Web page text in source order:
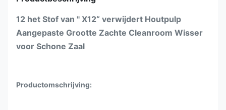
12 het Stof van " X12“ verwijdert Houtpulp
Aangepaste Grootte Zachte Cleanroom Wisser
voor Schone Zaal
Productomschrijving: